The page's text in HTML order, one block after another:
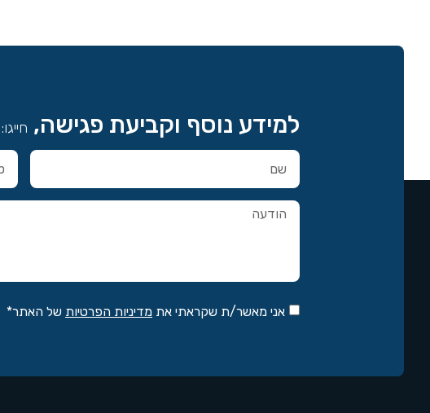
למידע נוסף וקביעת פגישה, חייגו:
אני מאשר/ת שקראתי את מדיניות הפרטיות של האתר*